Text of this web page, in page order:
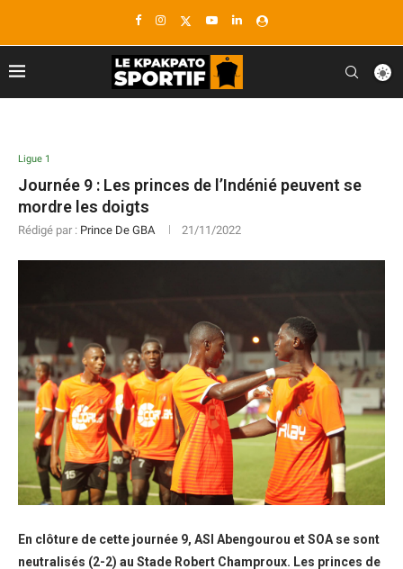
Ligue 1
Journée 9 : Les princes de l’Indénié peuvent se
mordre les doigts
Rédigé par : Prince De GBA 21/11/2022
En clôture de cette journée 9, ASI Abengourou et SOA se sont
neutralisés (2-2) au Stade Robert Champroux. Les princes de